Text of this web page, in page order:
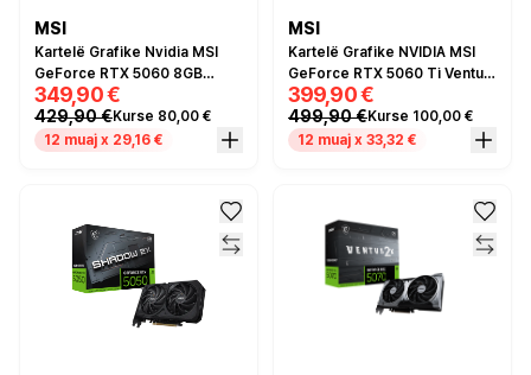
MSI
Kartelë Grafike Nvidia MSI
GeForce RTX 5060 8GB
GDDR6
349,90 €
429,90 €Kurse 80,00 €
12 muaj x 29,16 €
MSI
Kartelë Grafike NVIDIA MSI
GeForce RTX 5060 Ti Ventus
2X OC 8GB GDDR7 / PCIE Gen
5 x16 / Boost Clock 26
399,90 €
499,90 €Kurse 100,00 €
12 muaj x 33,32 €